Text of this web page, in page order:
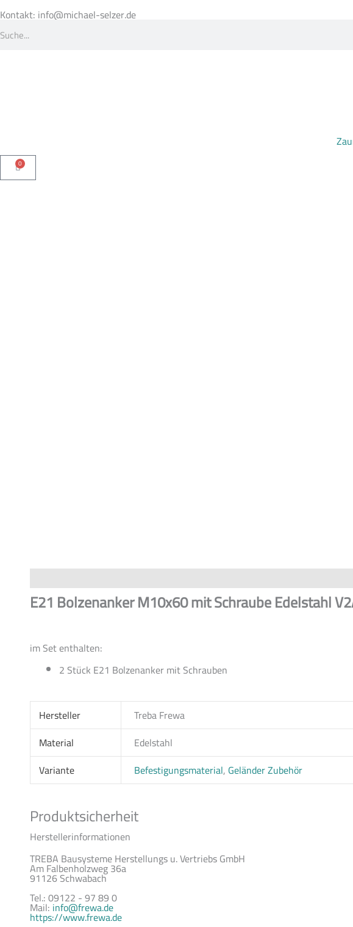
Inhalt
springen
Kontakt: info@michael-selzer.de
Suche
0
Warenkorb
E21 Bolzenanker M10x60 mit Schraube Edelstahl
im Set enthalten:
2 Stück E21 Bolzenanker mit Schrauben
Hersteller
Treba Frewa
Material
Edelstahl
Variante
Befestigungsmaterial, Geländer Zubehör
Produktsicherheit
Herstellerinformationen
TREBA Bausysteme Herstellungs u. Vertriebs GmbH
Am Falbenholzweg 36a
91126 Schwabach
Tel.: 09122 - 97 89 0
Mail:info@frewa.de
https://www.frewa.de